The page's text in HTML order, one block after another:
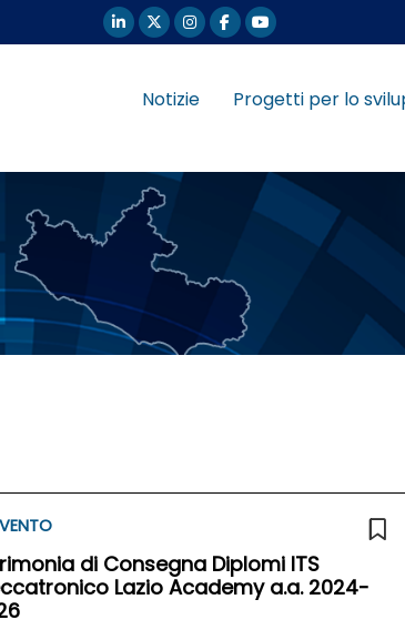
Notizie Progetti per lo
di Consegna Diplomi ITS
Lazio Academy a.a. 2024-